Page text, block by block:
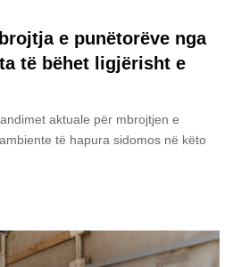
e punëtorëve nga
të bëhet ligjërisht e
aktuale për mbrojtjen e
të hapura sidomos në këto